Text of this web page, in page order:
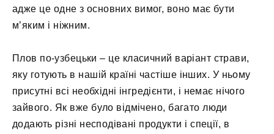
адже це одне з основних вимог, воно має бути
м’яким і ніжним.
Плов по-узбецьки – це класичний варіант страви,
яку готують в нашій країні частіше інших. У ньому
присутні всі необхідні інгредієнти, і немає нічого
зайвого. Як вже було відмічено, багато люди
додають різні несподівані продукти і спеції, в